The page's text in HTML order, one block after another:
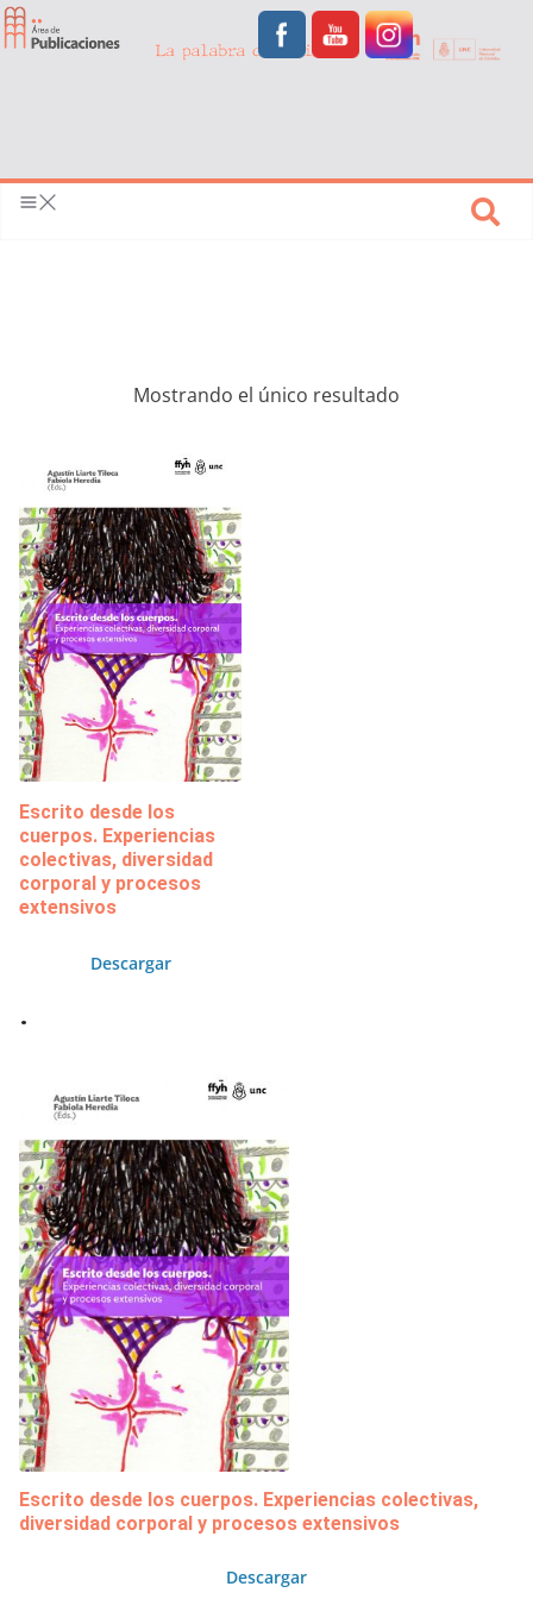
Mostrando el único resultado
Escrito desde los
cuerpos. Experiencias
colectivas, diversidad
corporal y procesos
extensivos
Descargar
.
Escrito desde los cuerpos. Experiencias colectivas,
diversidad corporal y procesos extensivos
Descargar